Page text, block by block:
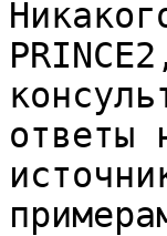
ответы